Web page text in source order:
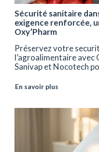
Sécurité sanitaire
exigence renforcée,
Oxy’Pharm
Préservez votre
l’agroalimentaire avec
Sanivap et Nocotech
En savoir plus